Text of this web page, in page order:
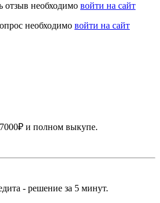
отзыв необходимо войти на сайт
необходимо войти на сайт
7000₽ и полном выкупе.
- решение за 5 минут.